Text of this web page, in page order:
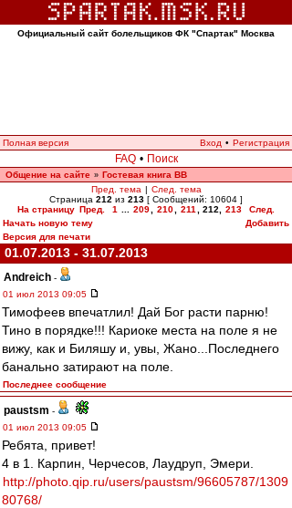
Официальный сайт болельщиков ФК "Спартак" Москва
Полная версия Вход • Регистрация
FAQ • Поиск
Общение на сайте » Гостевая книга ВВ
Пред. тема | След. тема
Страница 212 из 213 [ Сообщений: 10604 ]
На страницу Пред. 1 209 210 211 212 213
След.
Начать новую тему
Добавить
Версия для печати
01.07.2013 - 31.07.2013
Andreich -
01 июл 2013 09:05
Тимофеев впечатлил! Дай Бог расти парню!
Тино в порядке!!! Кариоке места на поле я не
вижу, как и Биляшу и, увы, Жано...Последнего
банально затирают на поле.
Последнее сообщение
paustsm -
01 июл 2013 09:05
Ребята, привет!
4 в 1. Карпин, Черчесов, Лаудруп, Эмери.
http://photo.qip.ru/users/paustsm/96605787/1309
80768/